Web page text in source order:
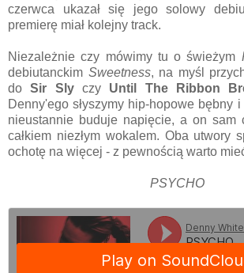
czerwca ukazał się jego solowy
premierę miał kolejny track.
Niezależnie czy mówimy tu o świeżym
debiutanckim Sweetness, na myśl
doSir Slyczy Until The Ribbon
Denny'ego słyszymy hip-hopowe bębny
nieustannie buduje napięcie, a on sam
całkiem niezłym wokalem. Oba utwory
ochotę na więcej - z pewnością warto
PSYCHO